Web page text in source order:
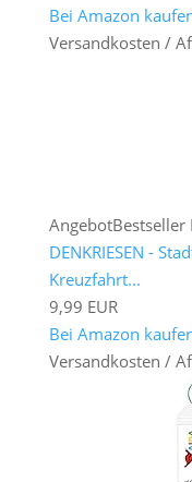
Bei Amazon
Versandkosten /
AngebotBestseller
DENKRIESEN -
Kreuzfahrt...
9,99 EUR
Bei Amazon
Versandkosten /